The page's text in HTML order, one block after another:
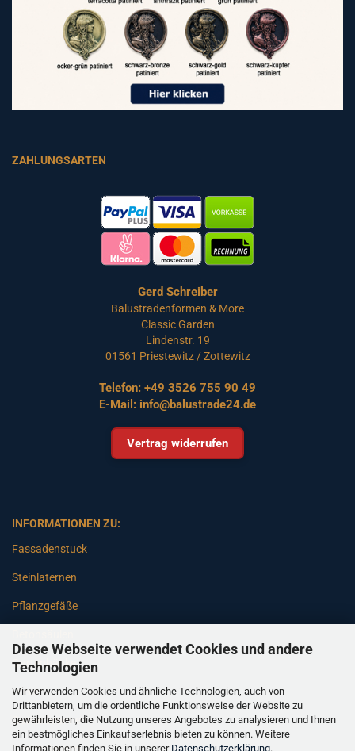
Diese Webseite verwendet Cookies und andere
Technologien
Wir verwenden Cookies und ähnliche Technologien, auch von
Drittanbietern, um die ordentliche Funktionsweise der Website zu
gewährleisten, die Nutzung unseres Angebotes zu analysieren und Ihnen
ein bestmögliches Einkaufserlebnis bieten zu können. Weitere
Informationen finden Sie in unserer Datenschutzerklärung.
ZAHLUNGSARTEN
Gerd Schreiber
Balustradenformen & More
Classic Garden
Lindenstr. 19
01561 Priestewitz / Zottewitz
Telefon: +49 3526 755 90 49
E-Mail: info@balustrade24.de
Vertrag widerrufen
INFORMATIONEN ZU:
Fassadenstuck
Steinlaternen
Pflanzgefäße
Gartenbänke
Pfeiler
Gartenbrunnen
Gartenfiguren